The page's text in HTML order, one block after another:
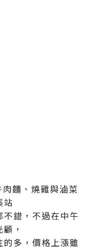
錯，不過在中午
，
多，價格上漲雖